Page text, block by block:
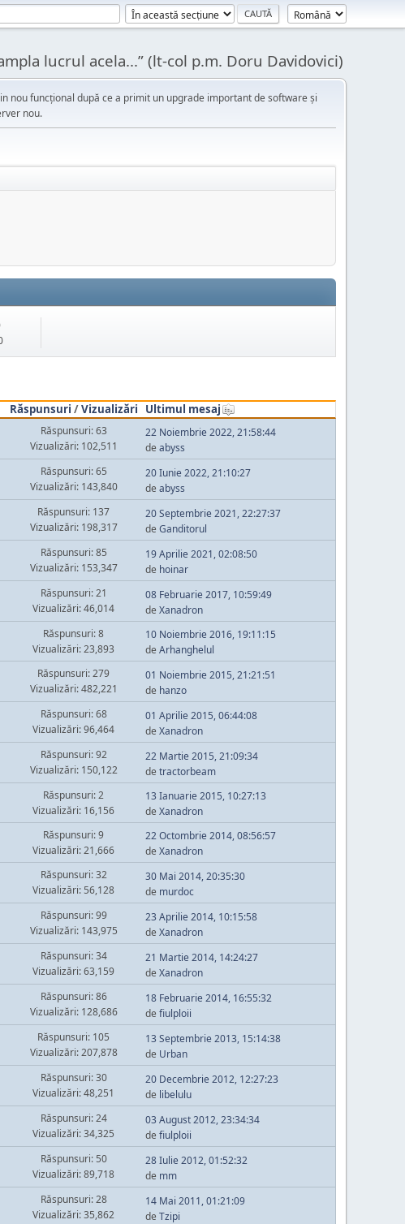
lucrul acela...” (lt-col p.m. Doru Davidovici)
nou funcțional după ce a primit un upgrade important de software și
nou.
Răspunsuri /Vizualizări
Ultimul mesaj
Răspunsuri: 63
Vizualizări: 102,511
22 Noiembrie 2022, 21:58:44
de abyss
Răspunsuri: 65
Vizualizări: 143,840
20 Iunie 2022, 21:10:27
de abyss
Răspunsuri: 137
Vizualizări: 198,317
20 Septembrie 2021, 22:27:37
de Ganditorul
Răspunsuri: 85
Vizualizări: 153,347
19 Aprilie 2021, 02:08:50
de hoinar
Răspunsuri: 21
Vizualizări: 46,014
08 Februarie 2017, 10:59:49
de Xanadron
Răspunsuri: 8
Vizualizări: 23,893
10 Noiembrie 2016, 19:11:15
de Arhanghelul
Răspunsuri: 279
Vizualizări: 482,221
01 Noiembrie 2015, 21:21:51
de hanzo
Răspunsuri: 68
Vizualizări: 96,464
01 Aprilie 2015, 06:44:08
de Xanadron
Răspunsuri: 92
Vizualizări: 150,122
22 Martie 2015, 21:09:34
de tractorbeam
Răspunsuri: 2
Vizualizări: 16,156
13 Ianuarie 2015, 10:27:13
de Xanadron
Răspunsuri: 9
Vizualizări: 21,666
22 Octombrie 2014, 08:56:57
de Xanadron
Răspunsuri: 32
Vizualizări: 56,128
30 Mai 2014, 20:35:30
de murdoc
Răspunsuri: 99
Vizualizări: 143,975
23 Aprilie 2014, 10:15:58
de Xanadron
Răspunsuri: 34
Vizualizări: 63,159
21 Martie 2014, 14:24:27
de Xanadron
Răspunsuri: 86
Vizualizări: 128,686
18 Februarie 2014, 16:55:32
de fiulploii
Răspunsuri: 105
Vizualizări: 207,878
13 Septembrie 2013, 15:14:38
de Urban
Răspunsuri: 30
Vizualizări: 48,251
20 Decembrie 2012, 12:27:23
de libelulu
Răspunsuri: 24
Vizualizări: 34,325
03 August 2012, 23:34:34
de fiulploii
Răspunsuri: 50
Vizualizări: 89,718
28 Iulie 2012, 01:52:32
de mm
Răspunsuri: 28
Vizualizări: 35,862
14 Mai 2011, 01:21:09
de Tzipi